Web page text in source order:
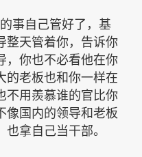
事自己管好了，基
整天管着你，告诉你
，你也不必看他在你
的老板也和你一样在
不用羨慕谁的官比你
像国内的领导和老板
拿自己当干部。